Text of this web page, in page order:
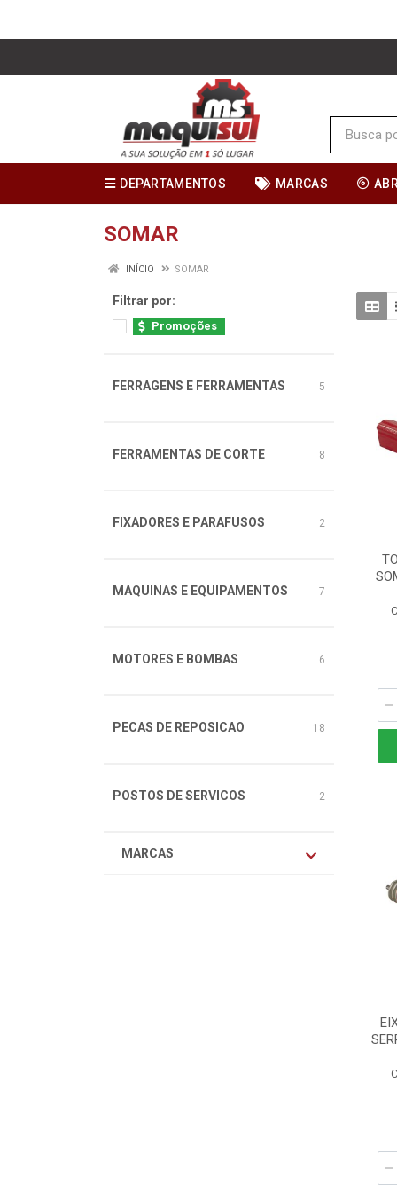
DEPARTAMENTOS MARCAS
SOMAR
INÍCIO SOMAR
Filtrar por:
Promoções
FERRAGENS E FERRAMENTAS 5
FERRAMENTAS DE CORTE 8
FIXADORES E PARAFUSOS 2
MAQUINAS E EQUIPAMENTOS 7
MOTORES E BOMBAS 6
PECAS DE REPOSICAO 18
POSTOS DE SERVICOS 2
MARCAS